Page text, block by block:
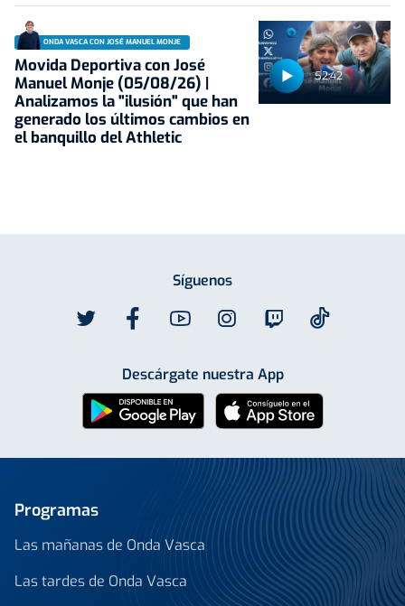
52:42
ONDA VASCA CON JOSÉ MANUEL MONJE
Movida Deportiva con José
Manuel Monje (05/08/26) |
Analizamos la "ilusión" que han
generado los últimos cambios en
el banquillo del Athletic
Síguenos
Descárgate nuestra App
Programas
Las mañanas de Onda Vasca
Las tardes de Onda Vasca